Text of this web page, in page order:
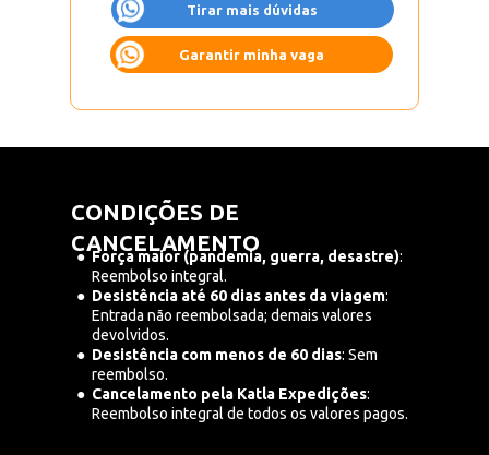
Tirar mais dúvidas
Garantir minha vaga
CONDIÇÕES DE
CANCELAMENTO
Força maior (pandemia, guerra, desastre):
Reembolso integral.
Desistência até 60 dias antes da viagem:
Entrada não reembolsada; demais valores
devolvidos.
Desistência com menos de 60 dias: Sem
reembolso.
Cancelamento pela Katla Expedições:
Reembolso integral de todos os valores pagos.